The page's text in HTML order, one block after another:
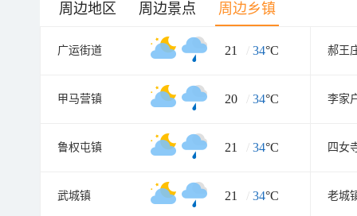
周边地区 周边景点 周边乡镇
广运街道 21 / 34°C 郝王
甲马营镇 20 / 34°C 李家
鲁权屯镇 21 / 34°C 四女
武城镇 21 / 34°C 老城